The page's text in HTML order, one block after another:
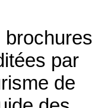
par
de